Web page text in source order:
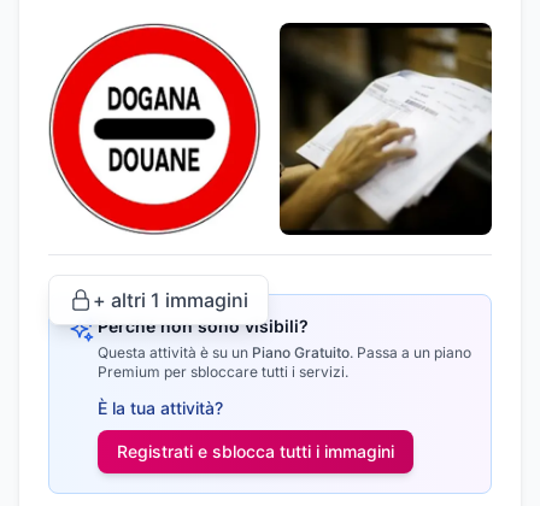
+ altri 1 immagini
Perché non sono visibili?
Questa attività è su un Piano Gratuito. Passa a un piano
Premium per sbloccare tutti i servizi.
È la tua attività?
Registrati e sblocca tutti i immagini